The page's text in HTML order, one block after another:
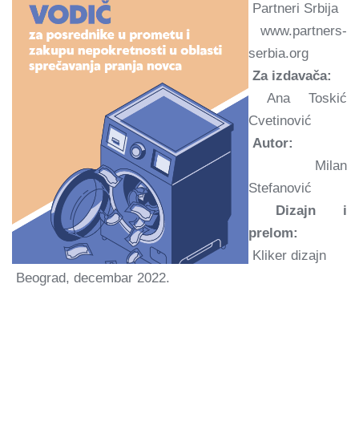
Partneri Srbija
www.partners-
serbia.org
Za izdavača:
Ana Toskić
Cvetinović
Autor:
Milan
Stefanović
Dizajn i
prelom:
Kliker dizajn
Beograd, decembar 2022.